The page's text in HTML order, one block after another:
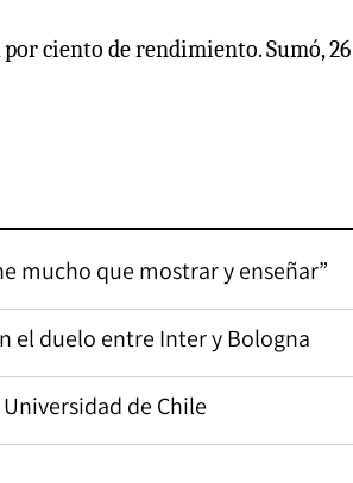
ciento de rendimiento. Sumó, 26
mucho que mostrar y enseñar”
el duelo entre Inter y Bologna
de Chile